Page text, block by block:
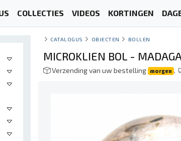
COLLECTIES VIDEOS KORTINGEN
CATALOGUS OBJECTEN BOLLEN
MICROKLIEN BOL -
Verzending van uw bestelling morgen .